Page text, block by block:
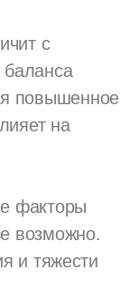
с
повышенное
на
факторы
возможно.
и тяжести